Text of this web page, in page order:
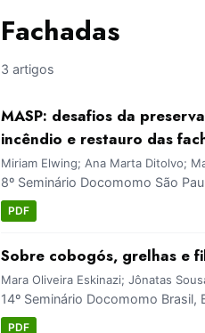
Fachadas
3 artigos
MASP: desafios da
incêndio e restauro das
Miriam Elwing; Ana Marta Ditolvo;
8º Seminário Docomomo São
PDF
Sobre cobogós, grelhas e
Mara Oliveira Eskinazi; Jônatas
14º Seminário Docomomo Brasil,
PDF